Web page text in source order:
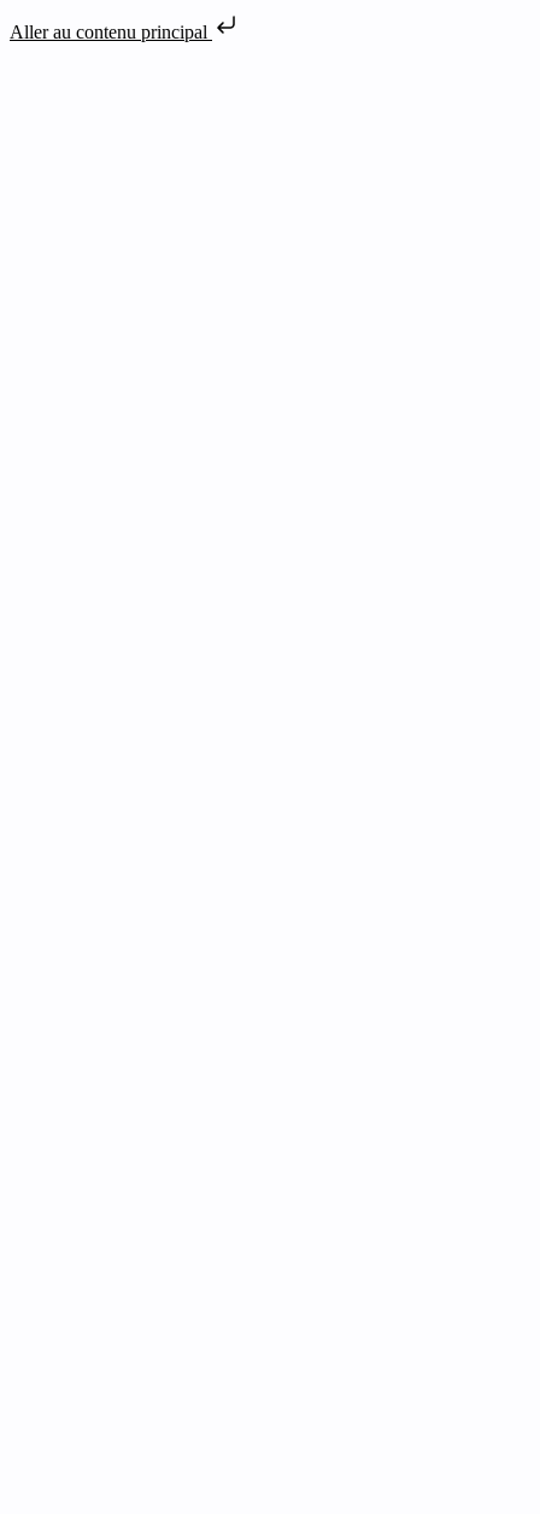
Aller au contenu principal